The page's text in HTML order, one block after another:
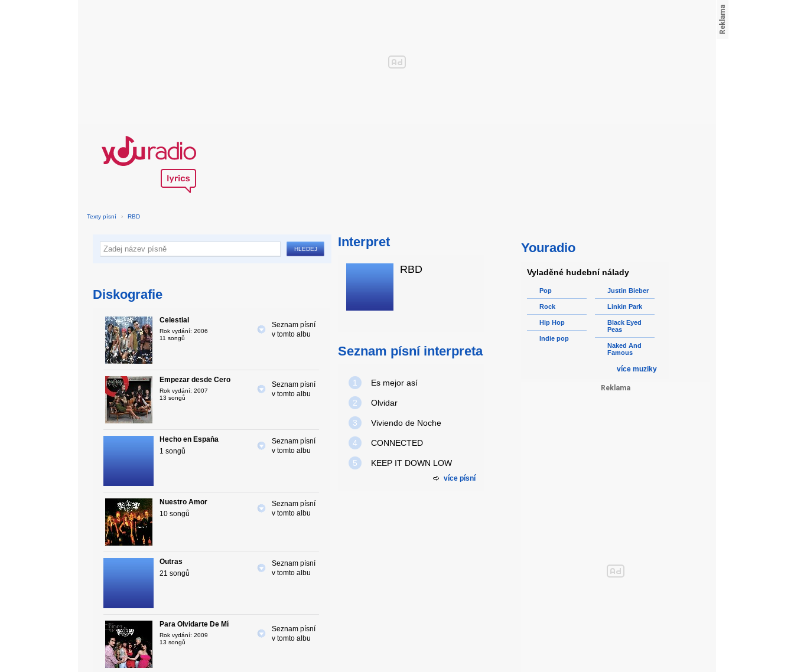
Texty písní › RBD
Diskografie
Celestial
Rok vydání: 2006
11 songů
Seznam písní
v tomto albu
Empezar desde Cero
Rok vydání: 2007
13 songů
Seznam písní
v tomto albu
Hecho en Espaňa
1 songů
Seznam písní
v tomto albu
Nuestro Amor
10 songů
Seznam písní
v tomto albu
Outras
21 songů
Seznam písní
v tomto albu
Para Olvidarte De Mí
Rok vydání: 2009
13 songů
Seznam písní
v tomto albu
Interpret
RBD
Seznam písní interpreta
1 Es mejor así
2 Olvidar
3 Viviendo de Noche
4 CONNECTED
5 KEEP IT DOWN LOW
více písní
Youradio
Vyladěné hudební nálady
Pop
Rock
Hip Hop
Indie pop
Justin Bieber
Linkin Park
Black Eyed
Peas
Naked And
Famous
více muziky